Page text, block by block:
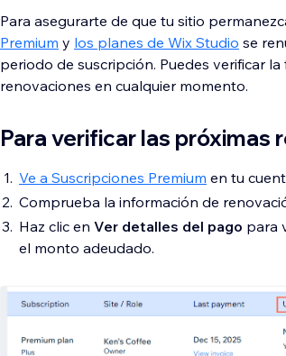
Para asegurarte de que tu sitio
Premium y los planes de Wix Studio se
periodo de suscripción. Puedes verificar
renovaciones en cualquier momento.
Para verificar las próximas
Ve a Suscripciones Premium en tu
Comprueba la información de
Haz clic en Ver detalles del pago para
el monto adeudado.